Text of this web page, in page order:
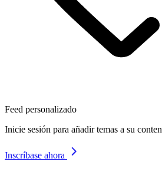
Feed personalizado
Inicie sesión para añadir temas a su
Inscríbase ahora